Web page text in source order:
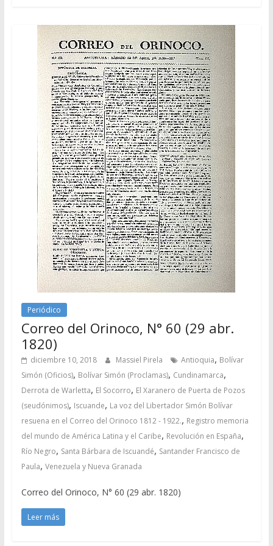
Periódico
Correo del Orinoco, N° 60 (29 abr.
1820)
diciembre 10, 2018 Massiel Pirela Antioquia, Bolívar
Simón (Oficios), Bolívar Simón (Proclamas), Cundinamarca,
Derrota de Warletta, El Socorro, El Xaranero de Puerta de Pozos
(seudónimos), Iscuande, La voz del Libertador Simón Bolívar
resuena en el Correo del Orinoco 1812 - 1922., Registro memoria
del mundo de América Latina y el Caribe, Revolución en España,
Río Negro, Santa Bárbara de Iscuandé, Santander Francisco de
Paula, Venezuela y Nueva Granada
Correo del Orinoco, N° 60 (29 abr. 1820)
Leer más